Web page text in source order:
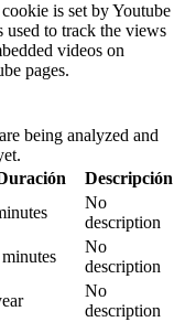
is set by Youtube
used to track the views
videos on
pages.
being analyzed and
Descripción
No
description
No
description
No
description